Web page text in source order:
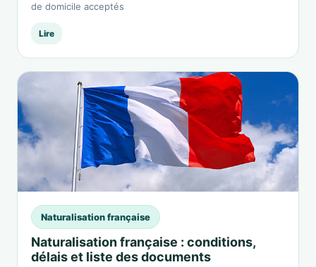
de domicile acceptés
Lire
Naturalisation française
Naturalisation française : conditions,
délais et liste des documents